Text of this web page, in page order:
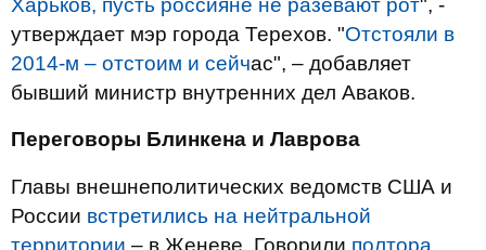
Харьков, пусть россияне не разевают рот", -
утверждает мэр города Терехов. "Отстояли в
2014-м – отстоим и сейчас", – добавляет
бывший министр внутренних дел Аваков.
Переговоры Блинкена и Лаврова
Главы внешнеполитических ведомств США и
России встретились на нейтральной
территории – в Женеве. Говорили полтора